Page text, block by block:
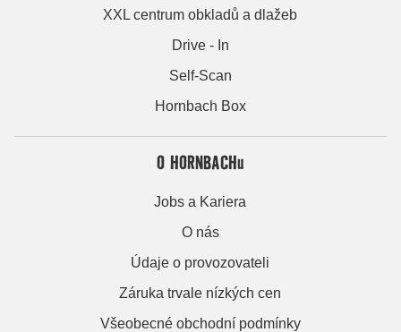
XXL centrum obkladů a dlažeb
Drive - In
Self-Scan
Hornbach Box
O HORNBACHu
Jobs a Kariera
O nás
Údaje o provozovateli
Záruka trvale nízkých cen
Všeobecné obchodní podmínky